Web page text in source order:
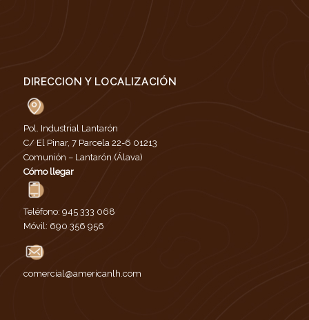
DIRECCION Y LOCALIZACIÓN
Pol. Industrial Lantarón
C/ El Pinar, 7 Parcela 22-6 01213
Comunión – Lantarón (Álava)
Cómo llegar
Teléfono: 945 333 068
Móvil: 690 356 956
comercial@americanlh.com